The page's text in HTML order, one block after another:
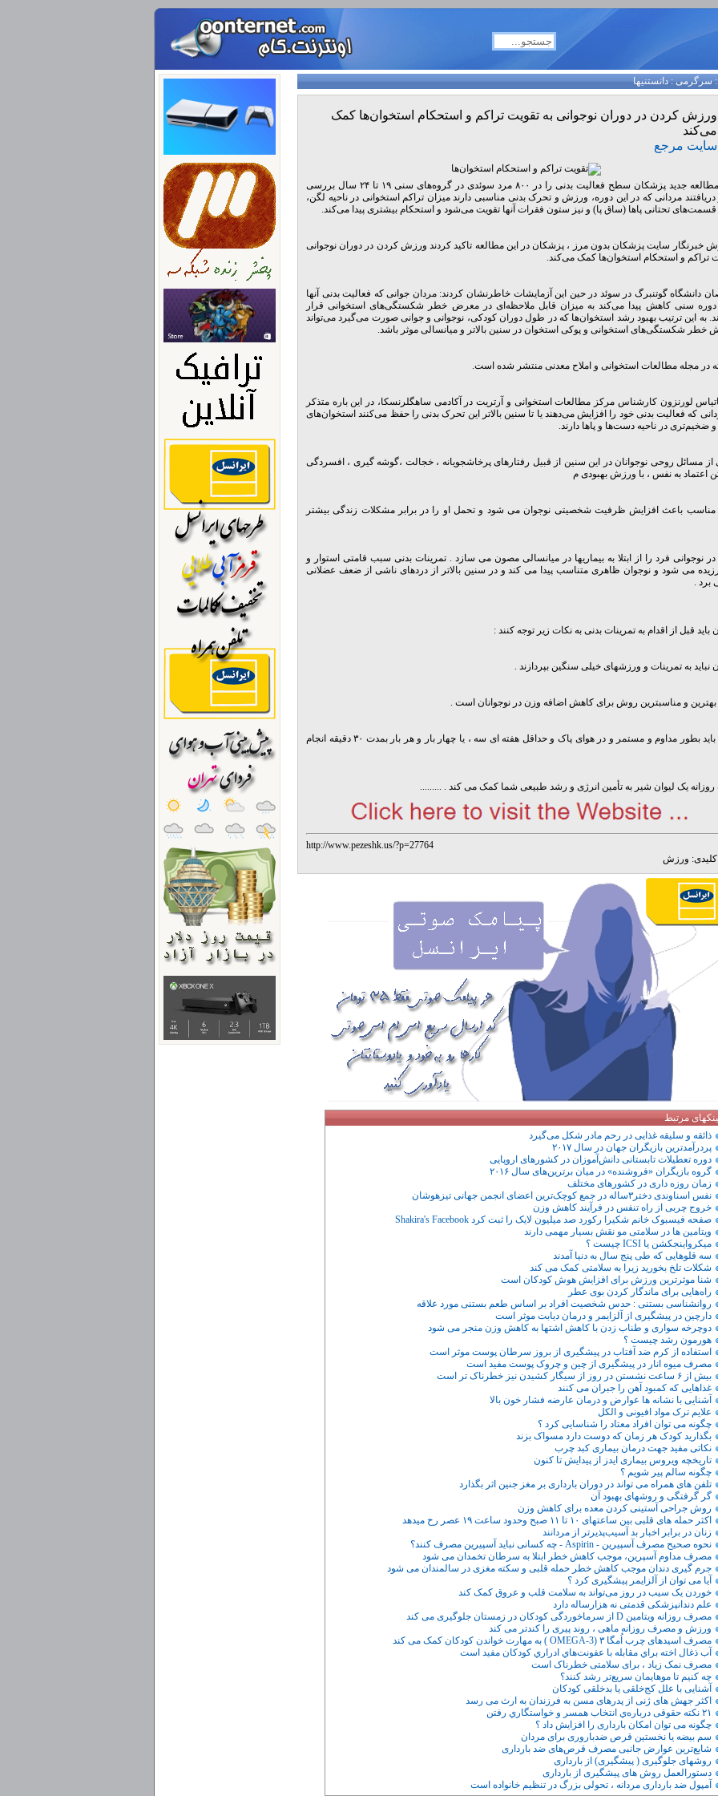
سرگرمی:دانستنیها
ورزش کردن در دوران نوجوانی به تقویت تراکم و استحکام استخوان‌ها کمک
می‌کند
سایت مرجع
در یک مطالعه جدید پزشکان سطح فعالیت بدنی را در ۸۰۰ مرد سوئدی در گروه‌های سنی ۱۹ تا ۲۴ سال بررسی
مردانی که در این دوره، ورزش و تحرک بدنی مناسبی دارند میزان تراکم استخوانی در ناحیه لگن،
قسمت‌های تحتانی پاها (ساق پا) و نیز ستون فقرات آنها تقویت می‌شود و استحکام بیشتری پیدا می‌کند.
خبرنگار سایت پزشکان بدون مرز ، پزشکان در این مطالعه تاکید کردند ورزش کردن در دوران نوجوانی
تراکم و استحکام استخوان‌ها کمک می‌کند.
دانشگاه گوتنبرگ در سوئد در حین این آزمایشات خاطرنشان کردند: مردان جوانی که فعالیت بدنی آنها
دوره سنی کاهش پیدا می‌کند به میزان قابل ملاحظه‌ای در معرض خطر شکستگی‌های استخوانی قرار
به این ترتیب بهبود رشد استخوان‌ها که در طول دوران کودکی، نوجوانی و جوانی صورت می‌گیرد می‌تواند
خطر شکستگی‌های استخوانی و پوکی استخوان در سنین بالاتر و میانسالی موثر باشد.
در مجله مطالعات استخوانی و املاح معدنی منتشر شده است.
لورنزون کارشناس مرکز مطالعات استخوانی و آرتریت در آکادمی ساهگلرنسکا، در این باره متذکر
که فعالیت بدنی خود را افزایش می‌دهند یا تا سنین بالاتر این تحرک بدنی را حفظ می‌کنند استخوان‌های
و ضخیم‌تری در ناحیه دست‌ها و پاها دارند.
از مسائل روحی نوجوانان در این سنین از قبیل رفتارهای پرخاشجویانه ، خجالت ،گوشه گیری ، افسردگی
اعتماد به نفس ، با ورزش بهبودی م
باعث افزایش ظرفیت شخصیتی نوجوان می شود و تحمل او را در برابر مشکلات زندگی بیشتر
نوجوانی فرد را از ابتلا به بیماریها در میانسالی مصون می سازد . تمرینات بدنی سبب قامتی استوار و
می شود و نوجوان ظاهری متناسب پیدا می کند و در سنین بالاتر از دردهای ناشی از ضعف عضلانی
برد .
باید قبل از اقدام به تمرینات بدنی به نکات زیر توجه کنند :
نباید به تمرینات و ورزشهای خیلی سنگین بپردازند .
و مناسبترین روش برای کاهش اضافه وزن در نوجوانان است .
ورزش باید بطور مداوم و مستمر و در هوای پاک و حداقل هفته ای سه ، یا چهار بار و هر بار بمدت ۳۰ دقیقه انجام
یک لیوان شیر به تأمین انرژی و رشد طبیعی شما کمک می کند . .........
http://www.pezeshk.us/?p=27764
ورزش
مرتبط
ذائقه و سلیقه غذایی در رحم مادر شکل می‌گیرد
پردرآمدترین بازیگران جهان در سال ۲۰۱۷
دوره تعطیلات تابستانی دانش‌آموزان در کشورهای اروپایی
گروه بازیگران «فروشنده» در میان برترین‌های سال ۲۰۱۶
زمان روزه داری در کشورهای مختلف
نفس اسناوندی دختر۳ساله در جمع کوچک‌ترین‌ اعضای انجمن جهانی تیزهوشان
خروج چربی از راه تنفس در فرآیند کاهش وزن
صفحه فیسبوک خانم شکیرا رکورد صد میلیون لایک را ثبت کرد Shakira's Facebook
ویتامین ها در سلامتی مو نقش بسیار مهمی دارند
میکرواینجکشن یا ICSI چیست ؟
سه قلوهایی که طی پنج سال به دنیا آمدند
شکلات تلخ بخورید زیرا به سلامتی کمک می کند
شنا موثرترین ورزش برای افزایش هوش کودکان است
راه‌هایی برای ماندگار کردن بوی عطر
روانشناسی بستنی : حدس شخصیت افراد بر اساس طعم بستنی مورد علاقه
دارچین در پیشگیری از آلزایمر و درمان دیابت موثر است
دوچرخه سواری و طناب زدن با کاهش اشتها به کاهش وزن منجر می شود
هورمون رشد چیست ؟
​استفاده از کرم ضد آفتاب در پیشگیری از بروز سرطان پوست موثر است
مصرف میوه انار در پیشگیری از چین و چروک پوست مفید است
بیش از ۶ ساعت نشستن در روز از سیگار کشیدن نیز خطرناک تر است
غذاهایی که کمبود آهن را جبران می کنند
آشنایی با نشانه ها عوارض و درمان عارضه فشار خون بالا
علایم ترک مواد افیونی و الکل
چگونه می توان افراد معتاد را شناسایی کرد ؟
بگذارید کودک هر زمان که دوست دارد مسواک بزند
نکاتی مفید جهت درمان بیماری کبد چرب
تاریخچه ویروس بیماری ایدز از پیدایش تا کنون
چگونه سالم پیر شویم ؟
تلفن های همراه می تواند در دوران بارداری بر مغز جنین اثر بگذارد
گر گرفتگی و روشهای بهبود آن
روش جراحی آستینی کردن معده برای کاهش وزن
اکثر حمله های قلبی بین ساعتهای ۱۰ تا ۱۱ صبح وحدود ساعت ۱۹ عصر رخ میدهد
زنان در برابر اخبار بد آسیب‌پذیرتر از مردانند
نحوه صحیح مصرف آسپیرین - Aspirin - چه کسانی نباید آسپیرین مصرف کنند؟
مصرف مداوم آسپرین، موجب کاهش خطر ابتلا به سرطان تخمدان می شود
جرم گیری دندان موجب کاهش خطر حمله قلبی و سکته مغزی در سالمندان می شود
آیا می توان از آلزایمر پیشگیری کرد ؟
خوردن یک سیب در روز می‌تواند به سلامت قلب و عروق کمک کند
علم دندانپزشکی قدمتی نه هزارساله دارد
مصرف روزانه ویتامین D از سرماخوردگی کودکان در زمستان جلوگیری می کند
ورزش و مصرف روزانه ماهی ، روند پیری را کندتر می کند
مصرف اسیدهای چرب اُمگا ۳ (OMEGA-3 ) به مهارت خواندن کودکان کمک می کند
آب ذغال اخته براي مقابله با عفونت‌هاي ادراري كودكان مفيد است
مصرف نمک زیاد ، برای سلامتی خطرناک است
چه کنیم تا موهایمان سریع‌تر رشد کنند؟
آشنایی با علل کج‌خلقی یا بدخلقی کودکان
اکثر جهش های ژنی از پدرهای مسن به فرزندان به ارث می رسد
۲۱ نكته حقوقی درباره‌ي انتخاب همسر و خواستگاري رفتن
چگونه می توان امکان بارداری را افزایش داد ؟
سم بیضه یا نخستین قرص ضدباروری برای مردان
شایع‌ترین عوارض جانبی مصرف قرص‌های ضد بارداری
روشهای جلوگیری ( پیشگیری) از بارداری
دستورالعمل روش های پیشگیری از بارداری
آمپول ضد بارداری مردانه ، تحولی بزرگ در تنظیم خانواده است